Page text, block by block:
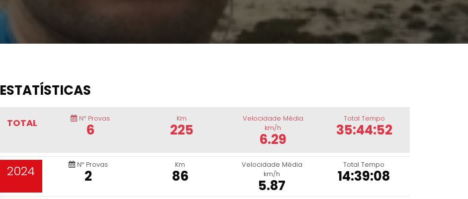
ESTATÍSTICAS
TOTAL Nº Provas
6
Km
225
Velocidade Média
km/h
6.29
Total Tempo
35:44:52
2024 Nº Provas
2
Km
86
Velocidade Média
km/h
5.87
Total Tempo
14:39:08